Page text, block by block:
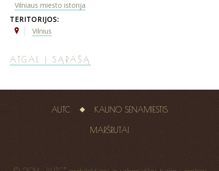
Vilniaus miesto istorija
TERITORIJOS:
Vilnius
ATGAL Į SĄRAŠĄ
AUTC KAUNO SENAMIESTIS
MARŠRUTAI